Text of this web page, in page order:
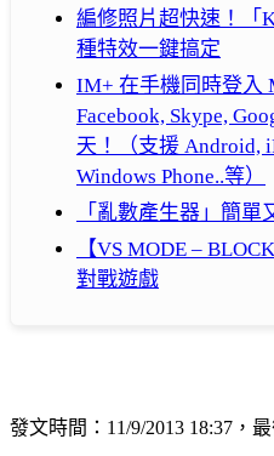
編修照片超快速！「
種特效一鍵搞定
IM+ 在手機同時登入
Facebook, Skype,
天！（支援 Android,
Windows Phone..等）
「亂數產生器」簡
【VS MODE –
對戰遊戲
發文時間：11/9/2013 18:37，